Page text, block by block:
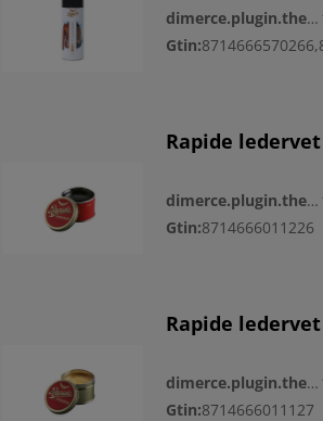
dimerce.plugin.theme.productnr:
Gtin:
Rapide
dimerce.plugin.theme.productnr:
Gtin:8714666011226
Rapide
dimerce.plugin.theme.productnr:
Gtin:8714666011127